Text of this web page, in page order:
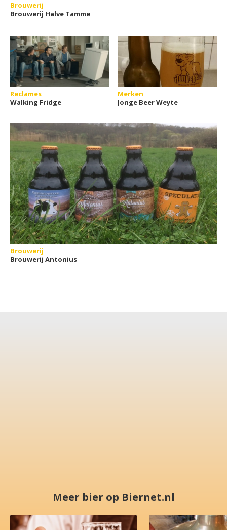
Brouwerij
Brouwerij Halve Tamme
Reclames
Walking Fridge
Merken
Jonge Beer Weyte
Brouwerij
Brouwerij Antonius
Meer bier op Biernet.nl